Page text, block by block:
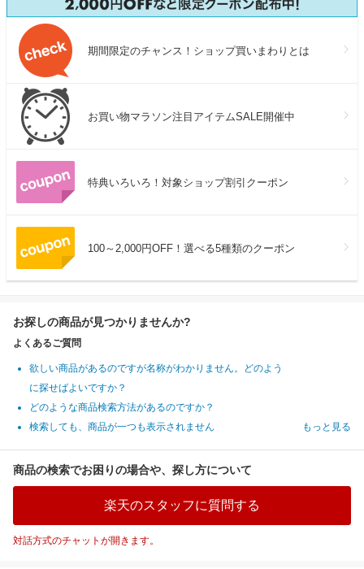
期間限定のチャンス！ショップ買いまわりとは
お買い物マラソン注目アイテムSALE開催中
特典いろいろ！対象ショップ割引クーポン
100～2,000円OFF！選べる5種類のクーポン
お探しの商品が見つかりませんか?
よくあるご質問
欲しい商品があるのですが名称がわかりません。どのよう
に探せばよいですか？
どのような商品検索方法があるのですか？
検索しても、商品が一つも表示されません
もっと見る
商品の検索でお困りの場合や、探し方について
楽天のスタッフに質問する
対話方式のチャットが開きます。